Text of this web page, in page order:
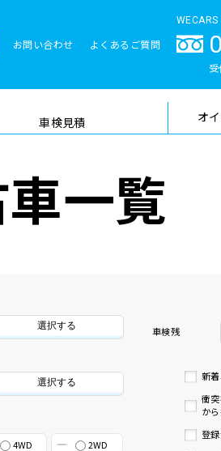
お問い合わせ よくあるご質問
車検見積
とサポート体制
オ
一覧
選択する
選択する
4WD 2WD
車検残
新
衝
か
登